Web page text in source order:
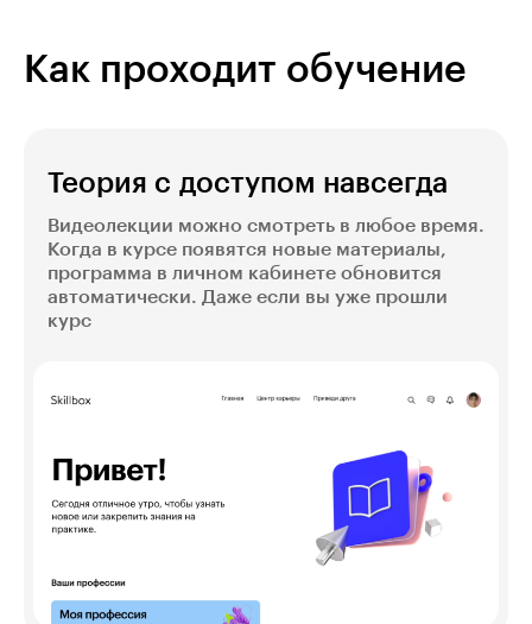
лендинги и карточки товаров по запросам
покупателей.
Как проходит обучение
Теория с доступом навсегда
Видеолекции можно смотреть в любое время.
Когда в курсе появятся новые материалы,
программа в личном кабинете обновится
автоматически. Даже если вы уже прошли
курс